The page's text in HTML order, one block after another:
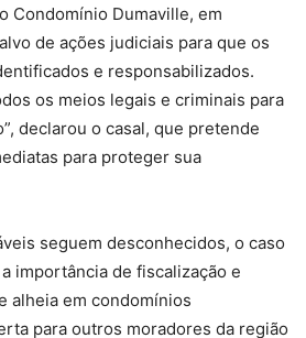
Condomínio Dumaville, em
de ações judiciais para que os
e responsabilizados.
os meios legais e criminais para
declarou o casal, que pretende
para proteger sua
seguem desconhecidos, o caso
importância de fiscalização e
alheia em condomínios
para outros moradores da região